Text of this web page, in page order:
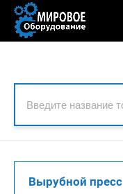
Вырубной пресс